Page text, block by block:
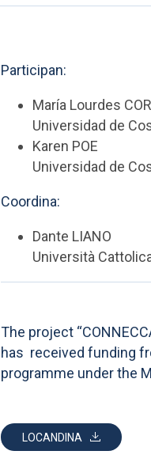
Participan:
María Lourdes
Universidad de
Karen POE
Universidad de
Coordina:
Dante LIANO
Università
The project
has received funding
programme under the
LOCANDINA